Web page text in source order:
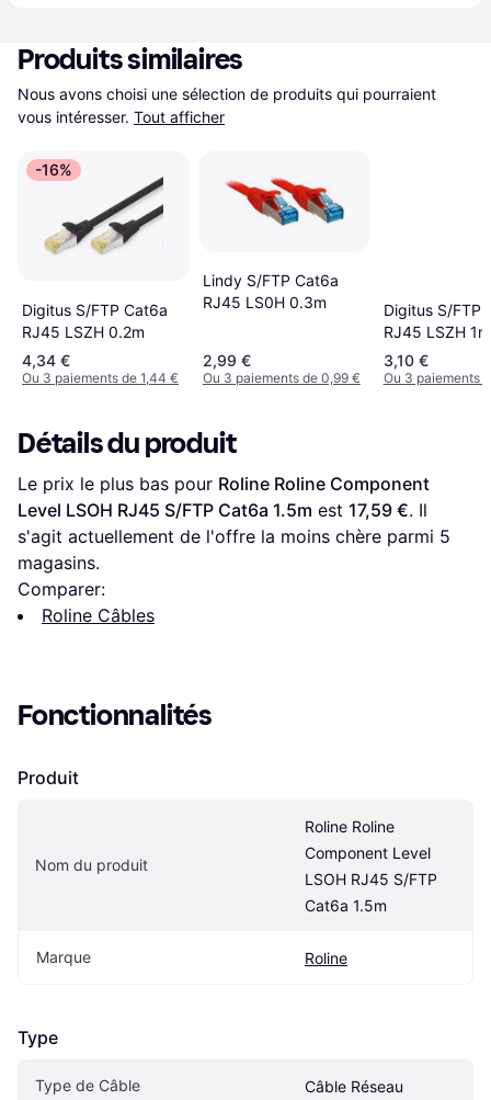
Produits similaires
Nous avons choisi une sélection de produits qui pourraient
vous intéresser. Tout afficher
-16%
Digitus S/FTP Cat6a
RJ45 LSZH 0.2m
4,34 €
Ou 3 paiements de 1,44 €
Lindy S/FTP Cat6a
RJ45 LS0H 0.3m
2,99 €
Ou 3 paiements de 0,99 €
Digitus S/FTP
RJ45 LSZH 1m
3,10 €
Ou 3 paiements
Détails du produit
Le prix le plus bas pour Roline Roline Component
Level LSOH RJ45 S/FTP Cat6a 1.5m est 17,59 €. Il
s'agit actuellement de l'offre la moins chère parmi 5
magasins.
Comparer:
Roline Câbles
Fonctionnalités
Produit
Nom du produit
Roline Roline
Component Level
LSOH RJ45 S/FTP
Cat6a 1.5m
Marque Roline
Type
Type de Câble Câble Réseau